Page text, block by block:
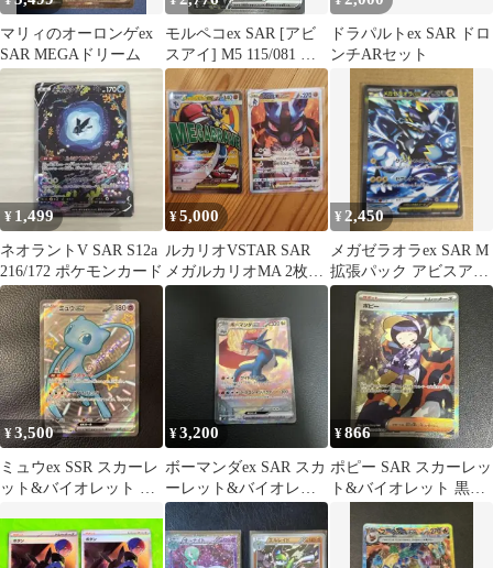
マリィのオーロンゲex
SAR MEGAドリーム
モルペコex SAR [アビ
スアイ] M5 115/081 傷
有り ポケモンカード ポ
ケカ
ドラパルトex SAR ドロ
ンチARセット
¥ 1,499
ネオラントV SAR S12a
216/172 ポケモンカード
¥5,000
ルカリオVSTAR SAR
メガルカリオMA 2枚セ
ット
¥ 2,450
メガゼラオラex SAR M
拡張パック アビスアイ
キラ 112/081
¥3,500
ミュウex SSR スカーレ
ット&バイオレット ハ
ニート…
¥3,200
ボーマンダex SAR スカ
ーレット&バイオレッ
ト 拡張パック バトルパ
ートナ…
¥866
ポピー SAR スカーレッ
ト&バイオレット 黒炎